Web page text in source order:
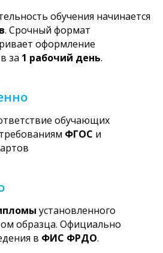
обучения начинается
. Срочный формат
оформление
за 1 рабочий день.
обучающих
ФГОС и
установленного
образца. Официально
в ФИС ФРДО.